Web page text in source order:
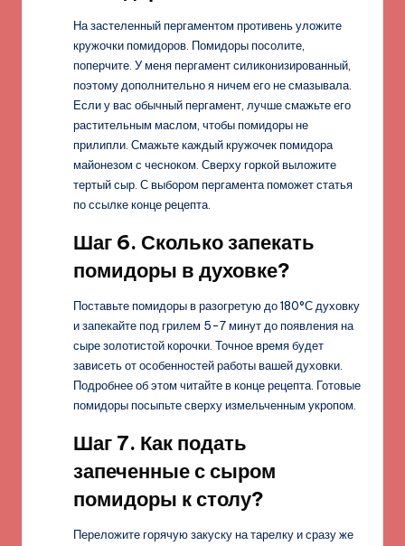
На застеленный пергаментом противень уложите
кружочки помидоров. Помидоры посолите,
поперчите. У меня пергамент силиконизированный,
поэтому дополнительно я ничем его не смазывала.
Если у вас обычный пергамент, лучше смажьте его
растительным маслом, чтобы помидоры не
прилипли. Смажьте каждый кружочек помидора
майонезом с чесноком. Сверху горкой выложите
тертый сыр. С выбором пергамента поможет статья
по ссылке конце рецепта.
Шаг 6. Сколько запекать
помидоры в духовке?
Поставьте помидоры в разогретую до 180°С духовку
и запекайте под грилем 5-7 минут до появления на
сыре золотистой корочки. Точное время будет
зависеть от особенностей работы вашей духовки.
Подробнее об этом читайте в конце рецепта. Готовые
помидоры посыпьте сверху измельченным укропом.
Шаг 7. Как подать
запеченные с сыром
помидоры к столу?
Переложите горячую закуску на тарелку и сразу же